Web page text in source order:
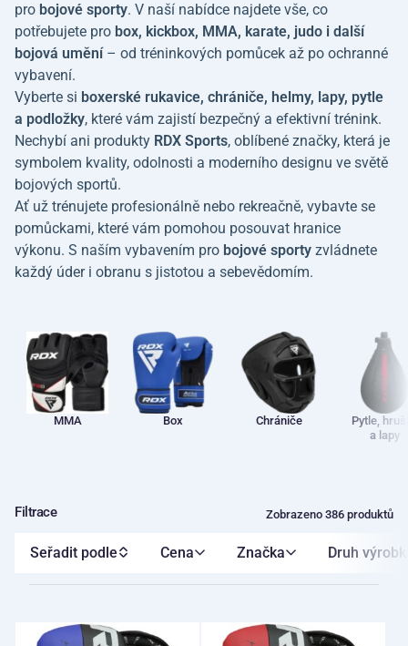
pro bojové sporty. V naší nabídce najdete vše, co
potřebujete pro box, kickbox, MMA, karate, judo i další
bojová umění– od tréninkových pomůcek až po ochranné
vybavení.
Vyberte si boxerské rukavice, chrániče, helmy, lapy, pytle
a podložky, které vám zajistí bezpečný a efektivní trénink.
Nechybí ani produkty RDX Sports, oblíbené značky, která je
symbolem kvality, odolnosti a moderního designu ve světě
bojových sportů.
Ať už trénujete profesionálně nebo rekreačně, vybavte se
pomůckami, které vám pomohou posouvat hranice
výkonu. S naším vybavením pro bojové sporty zvládnete
každý úder i obranu s jistotou a sebevědomím.
MMA Box Chrániče
Pytle,
a lapy
Filtrace Zobrazeno 386 produktů
Cena Značka Druh
Seřadit podle